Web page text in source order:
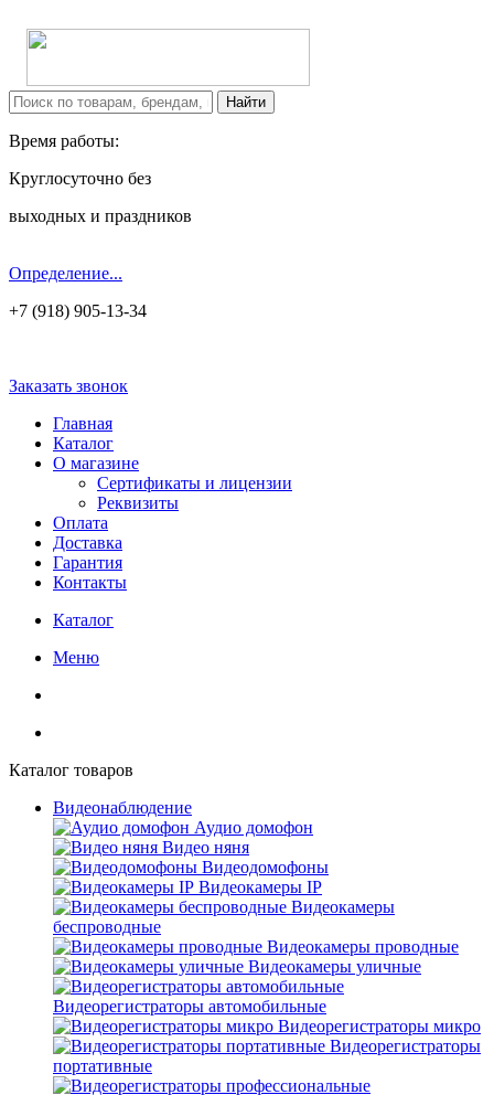
Время работы:
Круглосуточно без
выходных и праздников
Определение...
+7 (918) 905-13-34
Заказать звонок
Главная
Каталог
О магазине
Сертификаты и лицензии
Реквизиты
Оплата
Доставка
Гарантия
Контакты
Каталог
Меню
Каталог товаров
Видеонаблюдение
Аудио домофон
Видео няня
Видеодомофоны
Видеокамеры IP
Видеокамеры
беспроводные
Видеокамеры проводные
Видеокамеры уличные
Видеорегистраторы автомобильные
Видеорегистраторы микро
Видеорегистраторы
портативные